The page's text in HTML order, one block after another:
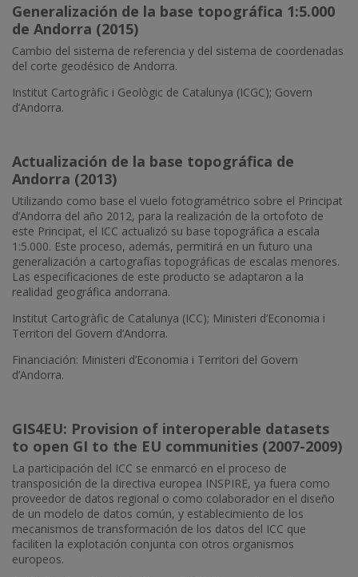
Generalización de la base topográfica 1:5.000
de Andorra (2015)
Cambio del sistema de referencia y del sistema de coordenadas
del corte geodésico de Andorra.
Institut Cartogràfic i Geològic de Catalunya (ICGC); Govern
d’Andorra.
Actualización de la base topográfica de
Andorra (2013)
Utilizando como base el vuelo fotogramétrico sobre el Principat
d’Andorra del año 2012, para la realización de la ortofoto de
este Principat, el ICC actualizó su base topográfica a escala
1:5.000. Este proceso, además, permitirá en un futuro una
generalización a cartografías topográficas de escalas menores.
Las especificaciones de este producto se adaptaron a la
realidad geográfica andorrana.
Institut Cartogràfic de Catalunya (ICC); Ministeri d’Economia i
Territori del Govern d’Andorra.
Financiación: Ministeri d’Economia i Territori del Govern
d’Andorra.
GIS4EU: Provision of interoperable datasets
to open GI to the EU communities (2007-2009)
La participación del ICC se enmarcó en el proceso de
transposición de la directiva europea INSPIRE, ya fuera como
proveedor de datos regional o como colaborador en el diseño
de un modelo de datos común, y establecimiento de los
mecanismos de transformación de los datos del ICC que
faciliten la explotación conjunta con otros organismos
europeos.